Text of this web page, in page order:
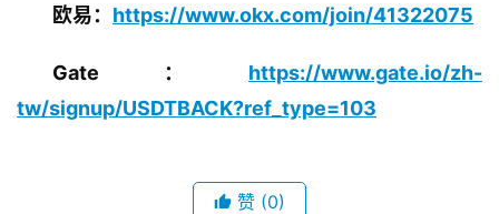
欧易： https://www.okx.com/join/41322075
Gate： https://www.gate.io/zh-
tw/signup/USDTBACK?ref_type=103
赞 (0)